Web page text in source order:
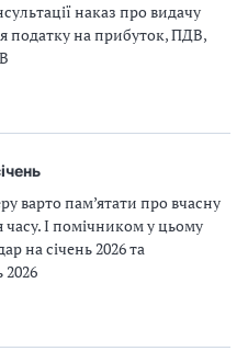
наказ про видачу
податку на прибуток, ПДВ,
варто пам’ятати про вчасну
часу. І помічником у цьому
на січень 2026 та
2026